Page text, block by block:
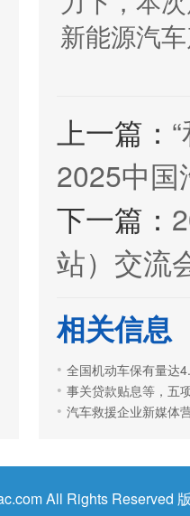
新能源汽
上一篇：
2025中国
下一篇：
站）交流
相关信息
全国机动车保有量达
事关贷款贴息等，五
汽车救援企业新媒体
All Rights Reserved